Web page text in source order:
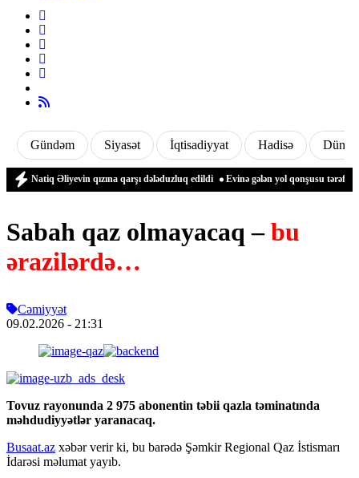
Gündəm Siyasət İqtisadiyyat Hadisə Dünya
Natiq Əliyevin qızına qarşı dələduzluq edildi Evinə gələn yol qonşusu tərəfindən
Sabah qaz olmayacaq –bu
ərazilərdə…
Cəmiyyət
09.02.2026 - 21:31
Tovuz rayonunda 2 975 abonentin təbii qazla təminatında
məhdudiyyətlər yaranacaq.
Busaat.az xəbər verir ki, bu barədə Şəmkir Regional Qaz İstismarı
İdarəsi məlumat yayıb.